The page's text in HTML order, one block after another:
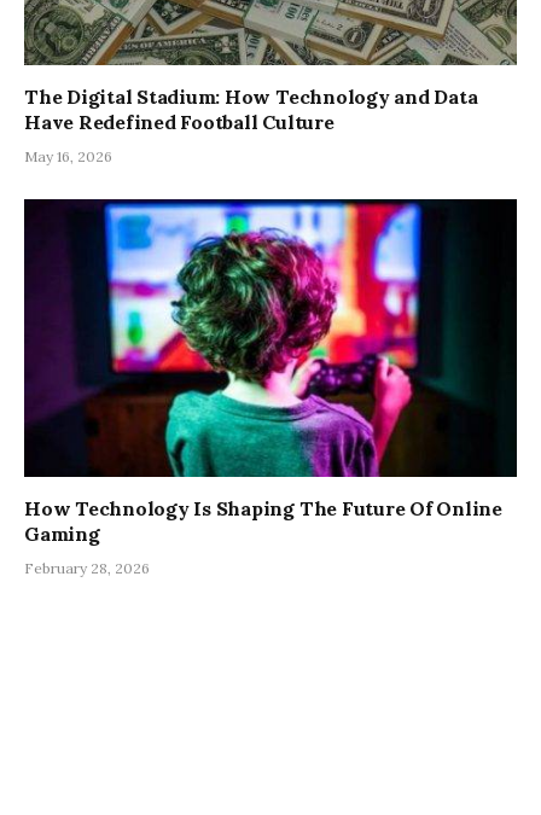
The Digital Stadium: How Technology and Data
Have Redefined Football Culture
May 16, 2026
How Technology Is Shaping The Future Of Online
Gaming
February 28, 2026